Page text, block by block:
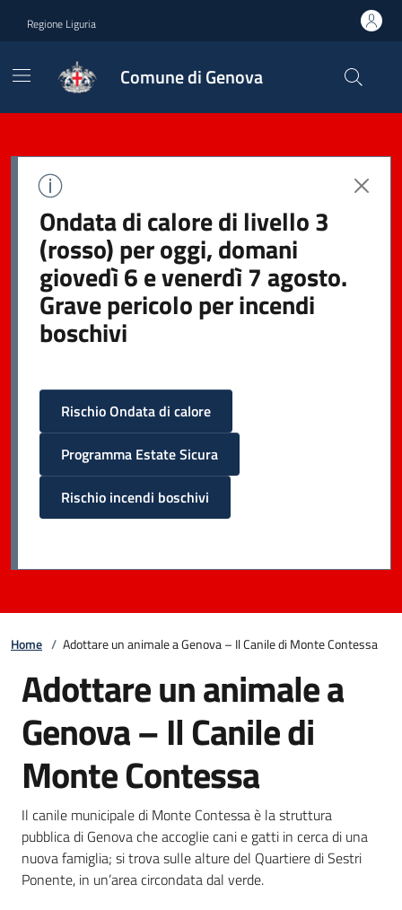
Regione Liguria
Comune di Genova
Ondata di calore di livello 3
(rosso) per oggi, domani
giovedì 6 e venerdì 7 agosto.
Grave pericolo per incendi
boschivi
Rischio Ondata di calore
Programma Estate Sicura
Rischio incendi boschivi
Home / Adottare un animale a Genova – Il Canile di Monte Contessa
Adottare un animale a
Genova – Il Canile di
Monte Contessa
Il canile municipale di Monte Contessa è la struttura
pubblica di Genova che accoglie cani e gatti in cerca di una
nuova famiglia; si trova sulle alture del Quartiere di Sestri
Ponente, in un’area circondata dal verde.